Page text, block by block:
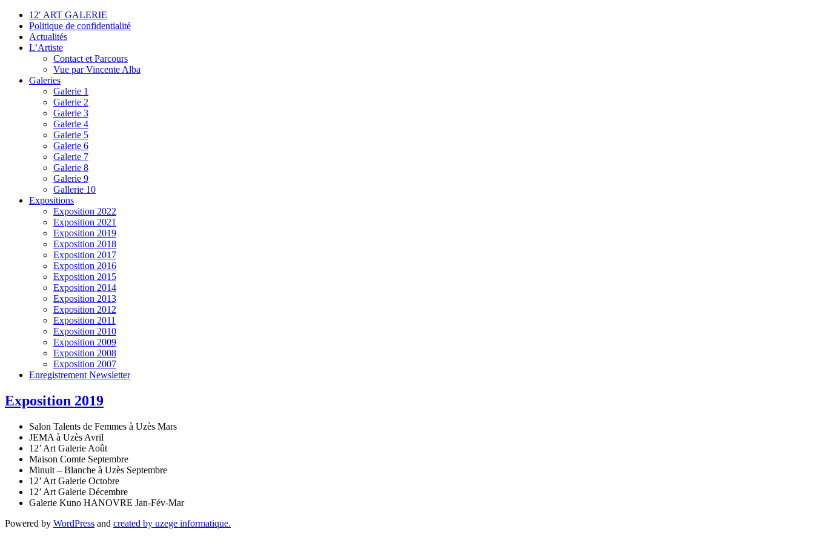
12′ ART GALERIE
Politique de confidentialité
Actualités
L’Artiste
Contact et Parcours
Vue par Vincente Alba
Galeries
Galerie 1
Galerie 2
Galerie 3
Galerie 4
Galerie 5
Galerie 6
Galerie 7
Galerie 8
Galerie 9
Gallerie 10
Expositions
Exposition 2022
Exposition 2021
Exposition 2019
Exposition 2018
Exposition 2017
Exposition 2016
Exposition 2015
Exposition 2014
Exposition 2013
Exposition 2012
Exposition 2011
Exposition 2010
Exposition 2009
Exposition 2008
Exposition 2007
Enregistrement Newsletter
Exposition 2019
Salon Talents de Femmes à Uzès Mars
JEMA à Uzès Avril
12’ Art Galerie Août
Maison Comte Septembre
Minuit – Blanche à Uzès Septembre
12’ Art Galerie Octobre
12’ Art Galerie Décembre
Galerie Kuno HANOVRE Jan-Fév-Mar
Powered by WordPress and created by uzege informatique.